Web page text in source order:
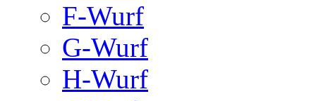
F-Wurf
G-Wurf
H-Wurf